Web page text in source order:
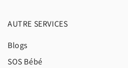
AUTRE SERVICES
Blogs
SOS Bébé